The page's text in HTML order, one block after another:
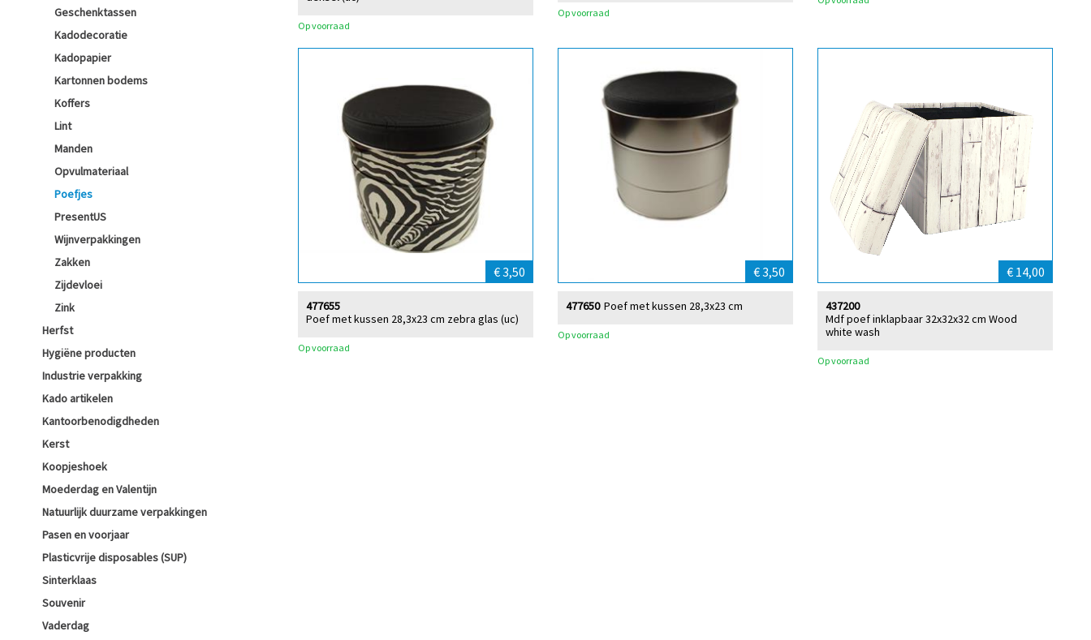
Geschenktassen
Kadodecoratie
Kadopapier
Kartonnen bodems
Koffers
Lint
Manden
Opvulmateriaal
Poefjes
PresentUS
Wijnverpakkingen
Zakken
Zijdevloei
Zink
Herfst
Hygiëne producten
Industrie verpakking
Kado artikelen
Kantoorbenodigdheden
Kerst
Koopjeshoek
Moederdag en Valentijn
Natuurlijk duurzame verpakkingen
Pasen en voorjaar
Plasticvrije disposables (SUP)
Sinterklaas
Souvenir
Vaderdag
Op voorraad
Op voorraad
€ 3,50
Poef met kussen 28,3x23 cm zebra glas (uc)
477655
Op voorraad
€ 3,50
Poef met kussen 28,3x23 cm
477650
Op voorraad
€ 14,00
Mdf poef inklapbaar 32x32x32 cm Wood
white wash
437200
Op voorraad